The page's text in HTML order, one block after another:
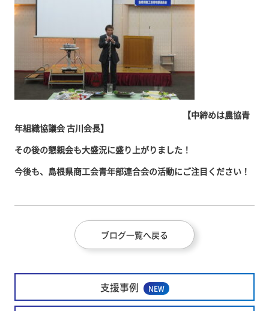
【中締めは農協青
年組織協議会 古川会長】
その後の懇親会も大盛況に盛り上がりました！
今後も、島根県商工会青年部連合会の活動にご注目ください！
ブログ一覧へ戻る
支援事例 NEW